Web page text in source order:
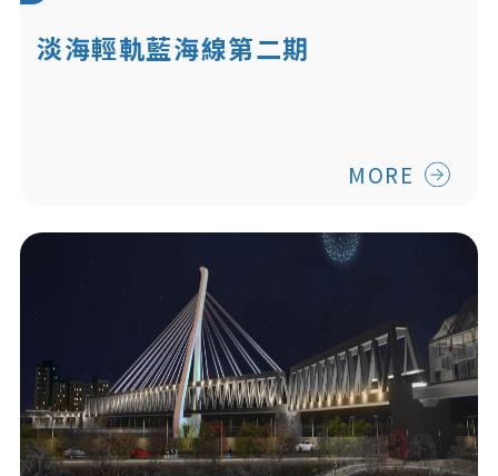
淡海輕軌藍海線第二期
MORE